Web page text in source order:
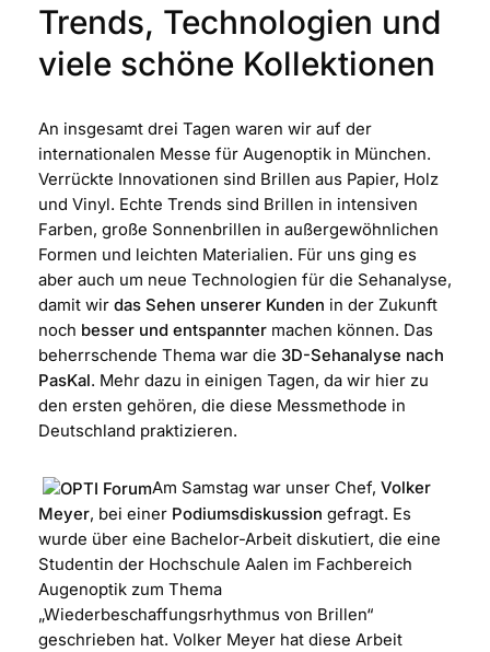
Trends, Technologien und
viele schöne Kollektionen
An insgesamt drei Tagen waren wir auf der
internationalen Messe für Augenoptik in München.
Verrückte Innovationen sind Brillen aus Papier, Holz
und Vinyl. Echte Trends sind Brillen in intensiven
Farben, große Sonnenbrillen in außergewöhnlichen
Formen und leichten Materialien. Für uns ging es
aber auch um neue Technologien für die Sehanalyse,
damit wir das Sehen unserer Kunden in der Zukunft
noch besser und entspannter machen können. Das
beherrschende Thema war die 3D-Sehanalyse nach
PasKal. Mehr dazu in einigen Tagen, da wir hier zu
den ersten gehören, die diese Messmethode in
Deutschland praktizieren.
Am Samstag war unser Chef, Volker
Meyer, bei einer Podiumsdiskussion gefragt. Es
wurde über eine Bachelor-Arbeit diskutiert, die eine
Studentin der Hochschule Aalen im Fachbereich
Augenoptik zum Thema
„Wiederbeschaffungsrhythmus von Brillen“
geschrieben hat. Volker Meyer hat diese Arbeit